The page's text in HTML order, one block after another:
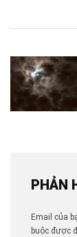
PHẢN
Email của
buộc được